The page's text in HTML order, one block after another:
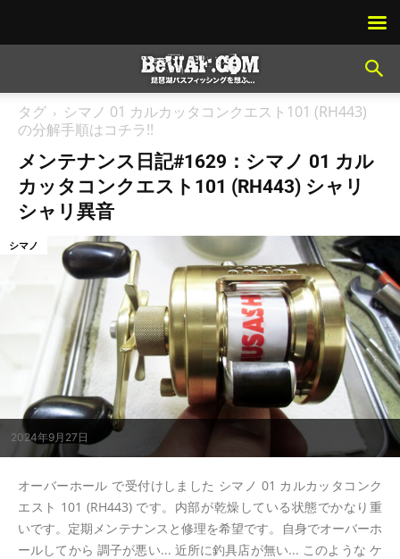
タグ
シマノ 01 カルカッタコンクエスト101 (RH443)
の分解手順はコチラ!!
メンテナンス日記#1629：シマノ 01 カル
カッタコンクエスト101 (RH443) シャリ
シャリ異音
2024年9月27日
シマノ
オーバーホール で受付けしました シマノ 01 カルカッタコンク
エスト 101 (RH443) です。内部が乾燥している状態でかなり重
いです。定期メンテナンスと修理を希望です。自身でオーバーホ
ールしてから 調子が悪い... 近所に釣具店が無い... このような ケ